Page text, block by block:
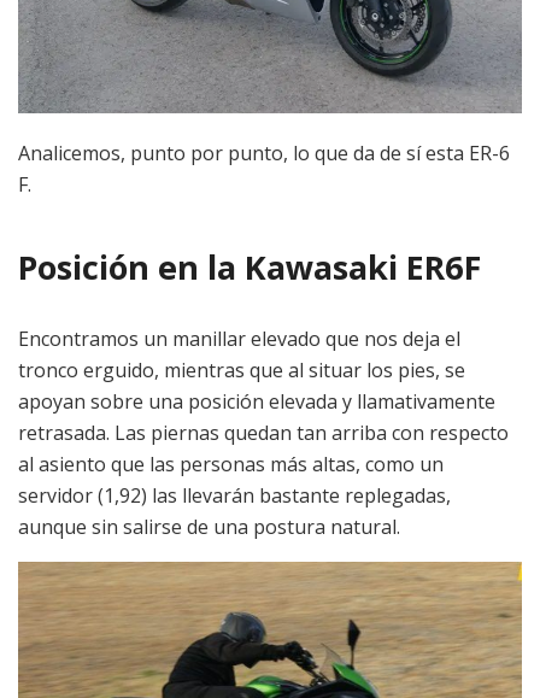
Analicemos, punto por punto, lo que da de sí esta ER-6
F.
Posición en la Kawasaki ER6F
Encontramos un manillar elevado que nos deja el
tronco erguido, mientras que al situar los pies, se
apoyan sobre una posición elevada y llamativamente
retrasada. Las piernas quedan tan arriba con respecto
al asiento que las personas más altas, como un
servidor (1,92) las llevarán bastante replegadas,
aunque sin salirse de una postura natural.